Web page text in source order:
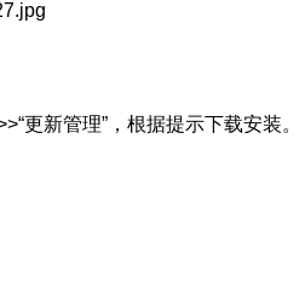
更新管理”，根据提示下载安装。